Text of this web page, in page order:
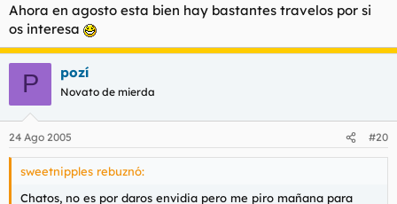
Ahora en agosto esta bien hay bastantes travelos por si
os interesa
P pozí
Novato de mierda
24 Ago 2005 #20
sweetnipples rebuznó:
Chatos, no es por daros envidia pero me piro mañana para